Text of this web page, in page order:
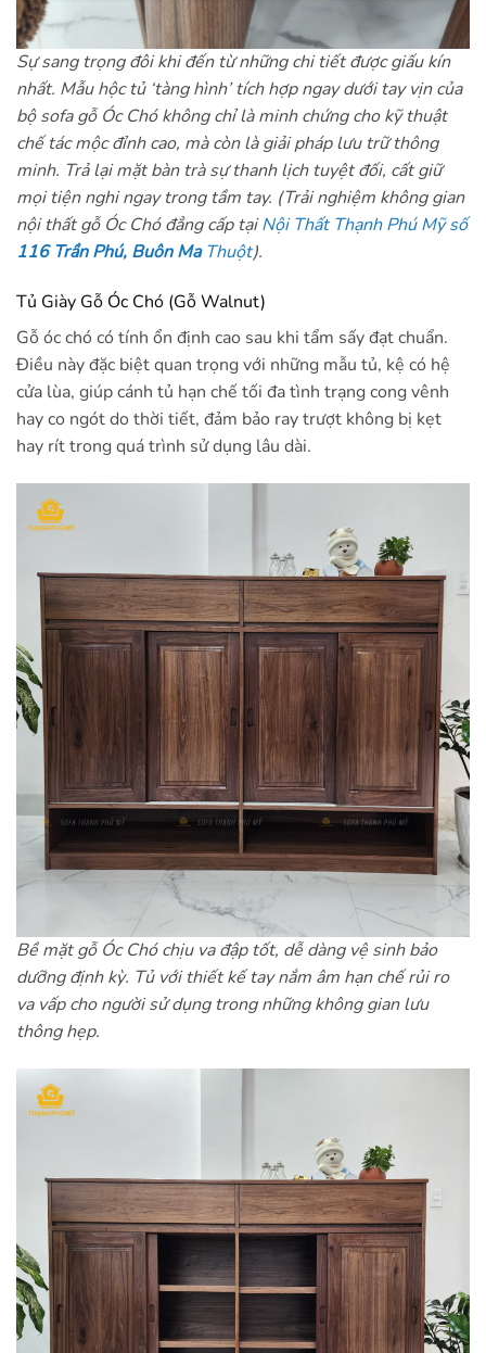
Sự sang trọng đôi khi đến từ những chi tiết được giấu kín
nhất. Mẫu hộc tủ ‘tàng hình’ tích hợp ngay dưới tay vịn của
bộ sofa gỗ Óc Chó không chỉ là minh chứng cho kỹ thuật
chế tác mộc đỉnh cao, mà còn là giải pháp lưu trữ thông
minh. Trả lại mặt bàn trà sự thanh lịch tuyệt đối, cất giữ
mọi tiện nghi ngay trong tầm tay. (Trải nghiệm không gian
nội thất gỗ Óc Chó đẳng cấp tạiNội Thất Thạnh Phú Mỹ số
116 Trần Phú, Buôn MaThuột).
Tủ Giày Gỗ Óc Chó (Gỗ Walnut)
Gỗ óc chó có tính ổn định cao sau khi tẩm sấy đạt chuẩn.
Điều này đặc biệt quan trọng với những mẫu tủ, kệ có hệ
cửa lùa, giúp cánh tủ hạn chế tối đa tình trạng cong vênh
hay co ngót do thời tiết, đảm bảo ray trượt không bị kẹt
hay rít trong quá trình sử dụng lâu dài.
Bề mặt gỗ Óc Chó chịu va đập tốt, dễ dàng vệ sinh bảo
dưỡng định kỳ. Tủ với thiết kế tay nắm âm hạn chế rủi ro
va vấp cho người sử dụng trong những không gian lưu
thông hẹp.